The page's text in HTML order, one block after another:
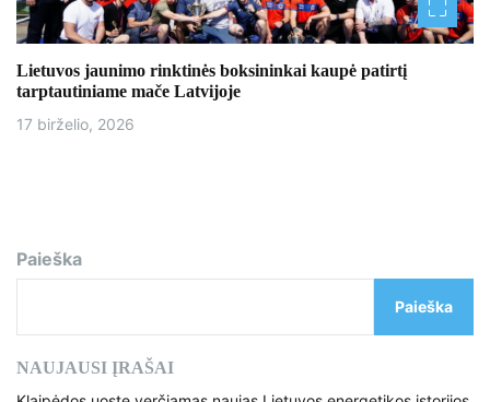
Lietuvos jaunimo rinktinės boksininkai kaupė patirtį
tarptautiniame mače Latvijoje
17 birželio, 2026
Paieška
Paieška
NAUJAUSI ĮRAŠAI